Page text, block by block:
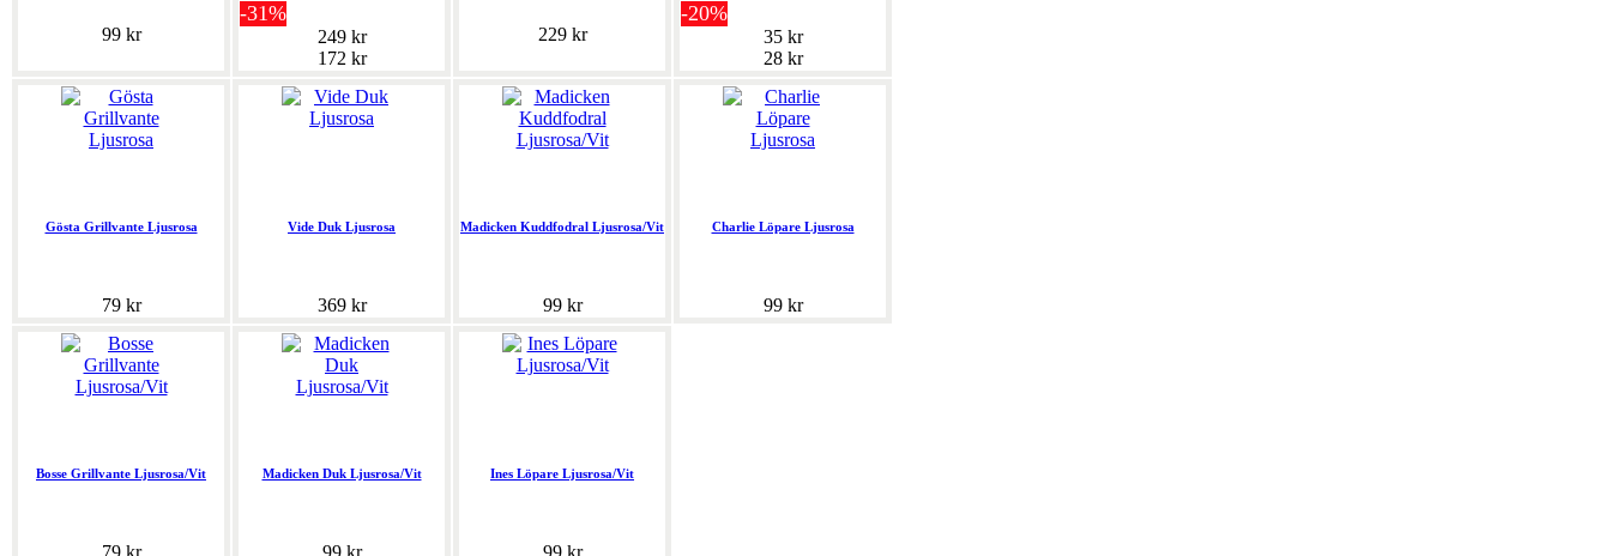
99 kr
-31%
249 kr
172 kr
229 kr
-20%
35 kr
28 kr
Gösta Grillvante Ljusrosa
79 kr
Vide Duk Ljusrosa
369 kr
Madicken Kuddfodral Ljusrosa/Vit
99 kr
Charlie Löpare Ljusrosa
99 kr
Bosse Grillvante Ljusrosa/Vit Madicken Duk Ljusrosa/Vit Ines Löpare Ljusrosa/Vit